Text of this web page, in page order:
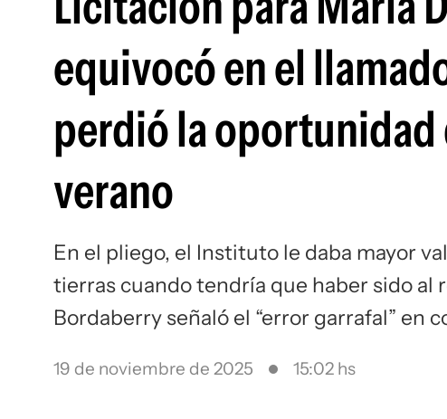
equivocó en el
perdió la
verano
En el pliego, el Instituto le daba mayor
tierras cuando tendría que haber sido al
Bordaberry señaló el “error garrafal” en
19 de noviembre de 2025 15:02 hs